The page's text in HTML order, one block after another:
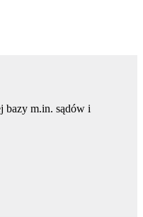
bazy m.in. sądów i